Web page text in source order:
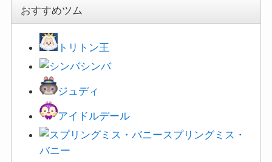
おすすめツム
トリトン王
シンバ
ジュディ
アイドルデール
スプリングミス・
バニー